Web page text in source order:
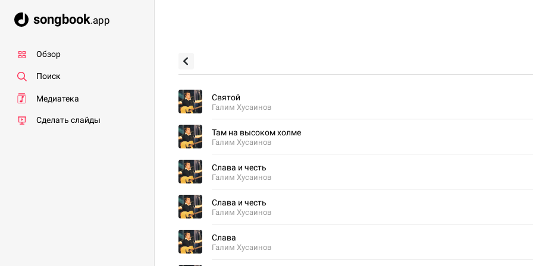
songbook.app
Обзор
Поиск
Медиатека
Сделать слайды
Святой
Галим Хусаинов
Там на высоком холме
Галим Хусаинов
Слава и честь
Галим Хусаинов
Слава и честь
Галим Хусаинов
Слава
Галим Хусаинов